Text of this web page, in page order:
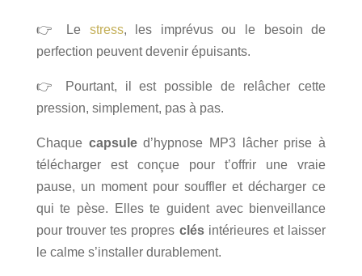
👉 Le stress, les imprévus ou le besoin de
perfection peuvent devenir épuisants.
👉 Pourtant, il est possible de relâcher cette
pression, simplement, pas à pas.
Chaque capsuled’hypnose MP3 lâcher prise à
télécharger est conçue pour t’offrir une vraie
pause, un moment pour souffler et décharger ce
qui te pèse. Elles te guident avec bienveillance
pour trouver tes propres clésintérieures et laisser
le calme s’installer durablement.